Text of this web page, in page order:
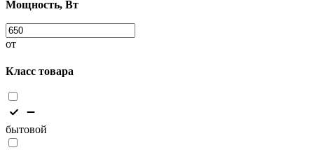
Мощность, Вт
от
Класс товара
бытовой